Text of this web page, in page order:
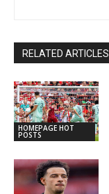
RELATED ARTICLES
HOMEPAGE HOT
POSTS